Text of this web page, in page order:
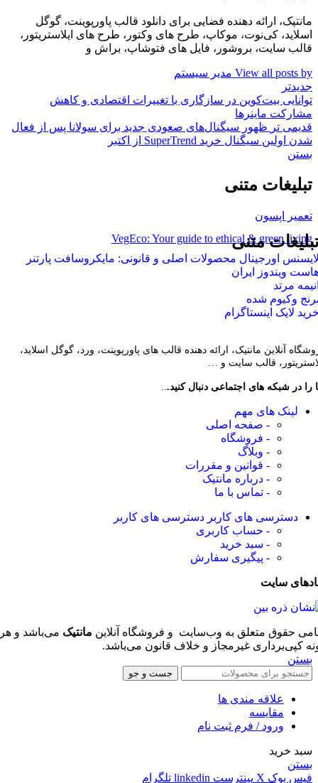
مانتیک، ارائه دهنده فضایی برای دانلود قالب پاورپوینت، گوگل
اسلاید، کی‌نوت، موکاپ، طرح های وکتور، طرح های ایلاستریتور،
قالب سایت، بروشور، فایل های فتوشاپ، براش و
View all posts by مدیر سیستم
جدیدتر
توانایی بیت‌کوین در سازگاری با تغییرات اقتصادی و کاهش
مشارکت ماینرها
قدیمی تر ظهور سیگنال‌های صعودی جدید برای سولانا پس از فعال
شدن اولین سیگنال خرید SuperTrend از اکتبر
بستن
تبلیغات متنی
تعمیر اپسون
VegEco: Your guide to ethical & green living
متنی
اورجینال محصولات اصلی و قانونی: مایکروسافت پارتنر
ویندوز ایران
مرتد
وکیوم شده
لایک اینستاگرام
آنلاین مانتیک، ارائه دهنده قالب های پاورپوینت، ورد، گوگل اسلاید،
قالب سایت و …
را در شبکه های اجتماعی دنبال کنید...
لینک های مهم
- صفحه اصلی
- فروشگاه
- وبلاگ
- قوانین و مقررات
- درباره مانتیک
- تماس با ما
دسترسی های کاربر دسترسی های کاربر
- حساب کاربری
- سبد خرید
- پیگیری سفارش
سایت
حقوق متعلق به وب‌سایت و فروشگاه‌ آنلاین مانتیک می‌باشد و هر
کپی‌برداری غیرمجاز و خلاف قانون می‌باشد.
بستن
جست و جو
علاقه مندی ها
مقایسه
ورود / فرم ثبت نام
سبد خرید
بستن
فیس بوک X پینترست linkedin تلگرام